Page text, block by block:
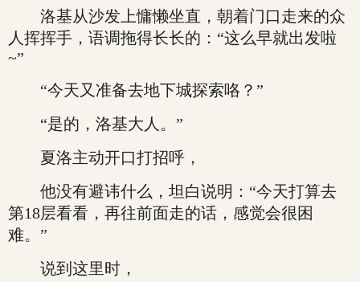
洛基从沙发上慵懒坐直，朝着门口走来的众
人挥挥手，语调拖得长长的：“这么早就出发啦
~”
“今天又准备去地下城探索咯？”
“是的，洛基大人。”
夏洛主动开口打招呼，
他没有避讳什么，坦白说明：“今天打算去
第18层看看，再往前面走的话，感觉会很困
难。”
说到这里时，